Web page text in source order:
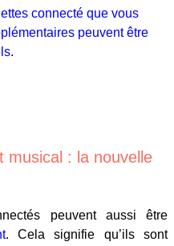
connecté que vous
peuvent être
.
musical : la nouvelle
peuvent aussi être
. Cela signifie qu’ils sont